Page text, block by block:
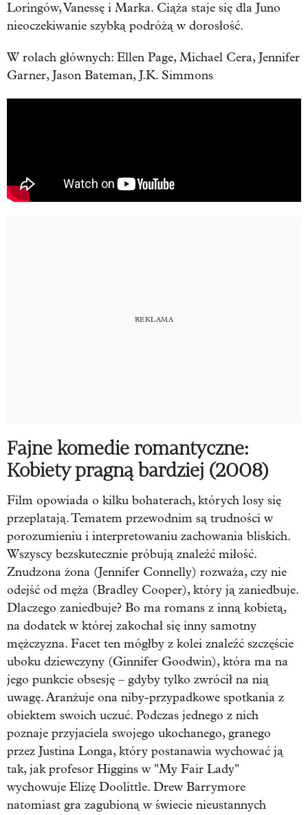
Loringów, Vanessę i Marka. Ciąża staje się dla Juno
nieoczekiwanie szybką podróżą w dorosłość.
W rolach głównych: Ellen Page, Michael Cera, Jennifer
Garner, Jason Bateman, J.K. Simmons
Fajne komedie romantyczne:
Kobiety pragną bardziej (2008)
Film opowiada o kilku bohaterach, których losy się
przeplatają. Tematem przewodnim są trudności w
porozumieniu i interpretowaniu zachowania bliskich.
Wszyscy bezskutecznie próbują znaleźć miłość.
Znudzona żona (Jennifer Connelly) rozważa, czy nie
odejść od męża (Bradley Cooper), który ją zaniedbuje.
Dlaczego zaniedbuje? Bo ma romans z inną kobietą,
na dodatek w której zakochał się inny samotny
mężczyzna. Facet ten mógłby z kolei znaleźć szczęście
uboku dziewczyny (Ginnifer Goodwin), która ma na
jego punkcie obsesję – gdyby tylko zwrócił na nią
uwagę. Aranżuje ona niby-przypadkowe spotkania z
obiektem swoich uczuć. Podczas jednego z nich
poznaje przyjaciela swojego ukochanego, granego
przez Justina Longa, który postanawia wychować ją
tak, jak profesor Higgins w "My Fair Lady"
wychowuje Elizę Doolittle. Drew Barrymore
natomiast gra zagubioną w świecie nieustannych